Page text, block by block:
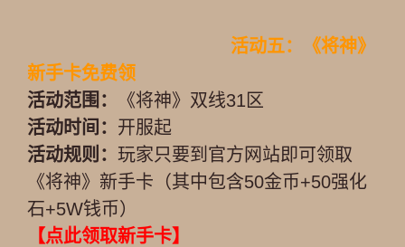
活动五：《将神》
新手卡免费领
活动范围：
《将神》双线31区
活动时间： 开服起
活动规则： 玩家只要到官方网站即可领取
《将神》新手卡（其中包含50金币+50强化
石+5W钱币）
【点此领取新手卡】